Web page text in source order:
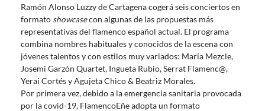
Ramón Alonso Luzzy de Cartagena cogerá seis conciertos en
formato showcasecon algunas de las propuestas más
representativas del flamenco español actual. El programa
combina nombres habituales y conocidos de la escena con
jóvenes talentos y con estilos muy variados: María Mezcle,
Josemi Garzón Quartet, Ingueta Rubio, Serrat Flamenc@,
Yerai Cortés y Agujeta Chico & Beatriz Morales.
Por primera vez, debido a la emergencia sanitaria provocada
por la covid-19, FlamencoEñe adopta un formato